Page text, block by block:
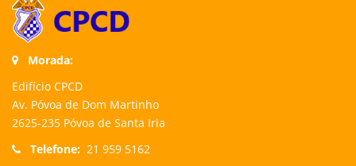
Morada:
Edifício CPCD
Av. Póvoa de Dom Martinho
2625-235 Póvoa de Santa Iria
Telefone: 21 959 5162